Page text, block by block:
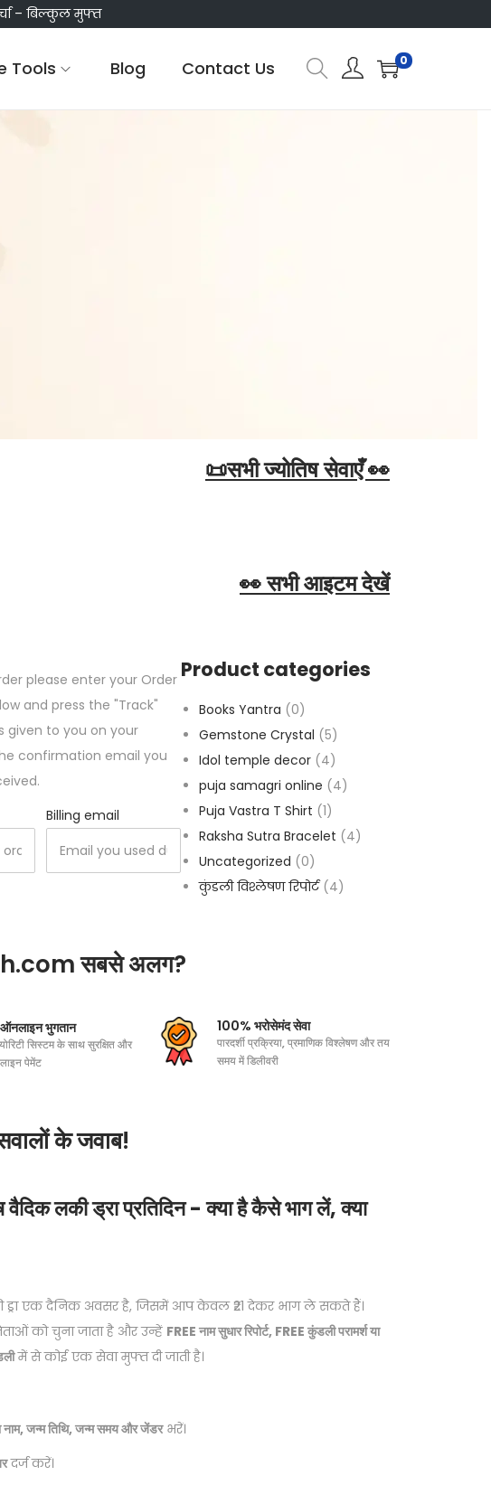
– बिल्कुल मुफ्त
Tools Blog Contact Us 0
📜सभी ज्योतिष सेवाएँ 👀
👀 सभी आइटम देखें
please enter your Order
and press the "Track"
given to you on your
confirmation email you
Billing email
Product categories
Books Yantra (0)
Gemstone Crystal (5)
Idol temple decor (4)
puja samagri online (4)
Puja Vastra T Shirt (1)
Raksha Sutra Bracelet (4)
Uncategorized (0)
कुंडली विश्लेषण रिपोर्ट (4)
सबसे अलग?
ऑनलाइन भुगतान
सिस्टम के साथ सुरक्षित और
पेमेंट
100% भरोसेमंद सेवा
पारदर्शी प्रक्रिया, प्रमाणिक विश्लेषण और तय
समय में डिलीवरी
के जवाब!
वैदिक लकी ड्रा प्रतिदिन - क्या है कैसे भाग लें, क्या
ड्रा एक दैनिक अवसर है, जिसमें आप केवल ₹21 देकर भाग ले सकते हैं।
को चुना जाता है और उन्हें FREE नाम सुधार रिपोर्ट, FREE कुंडली परामर्श या
में से कोई एक सेवा मुफ्त दी जाती है।
नाम, जन्म तिथि, जन्म समय और जेंडरभरें।
दर्ज करें।